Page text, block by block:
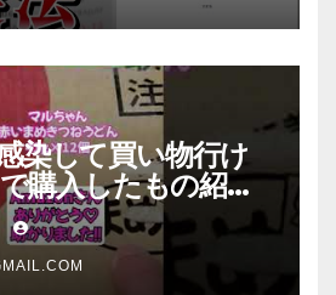
染して買い物行け
購入したもの紹